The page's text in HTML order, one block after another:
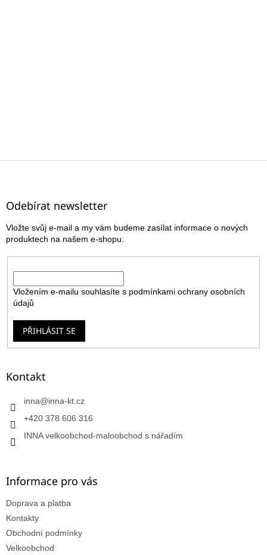
Z
Odebírat newsletter
Vložte svůj e-mail a my vám budeme zasílat informace o nových
produktech na našem e-shopu.
Vložením e-mailu souhlasíte s podmínkami ochrany osobních
údajů
PŘIHLÁSIT SE
Kontakt
inna@inna-kt.cz
+420 378 606 316
INNA velkoobchod-maloobchod s nářadím
Informace pro vás
Doprava a platba
Kontakty
Obchodní podmínky
Velkoobchod